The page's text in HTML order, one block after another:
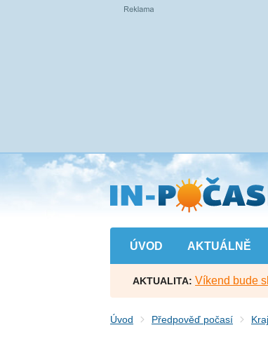
Přejít
na
hlavní
obsah
ÚVOD AKTUÁLNĚ
AKTUALITA: Víkend bude
Úvod Předpověď počasí